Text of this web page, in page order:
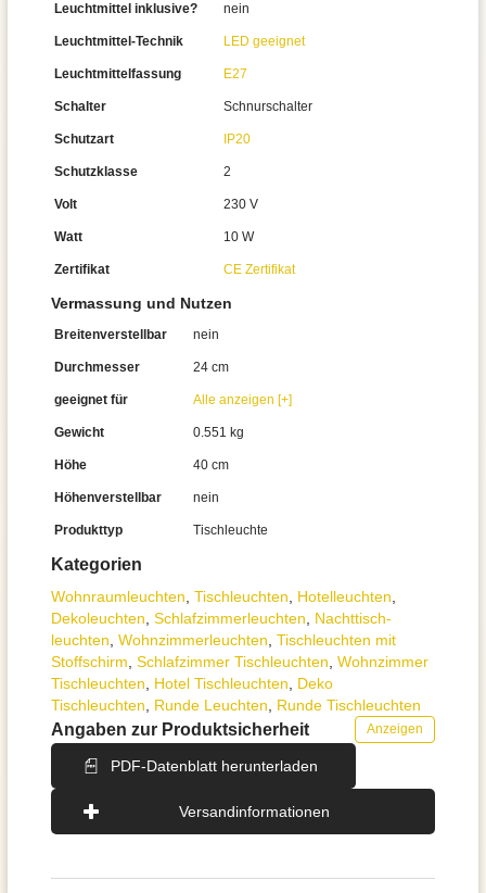
Kategorien
Wohnraum­leuchten Tisch­leuchten Hotelleuchten
Dekoleuchten Schlafzimmer­leuchten
Nachttisch­
leuchten Wohnzimmer­leuchten Tischleuchten mit
Stoffschirm Schlafzimmer Tischleuchten Wohnzimmer
Tischleuchten
Hotel Tischleuchten
Deko
Tischleuchten
Runde Leuchten Runde Tischleuchten
Angaben zur Produktsicherheit Anzeigen
PDF-Datenblatt herunterladen
Versandinformationen
Leuchtmittel inklusive? nein
Leuchtmittel-Technik LED geeignet
Leuchtmittelfassung E27
Schalter Schnurschalter
Schutzart IP20
Schutzklasse 2
Volt 230 V
Watt 10 W
Zertifikat CE Zertifikat
Vermassung und Nutzen
Breitenverstellbar nein
Durchmesser 24 cm
geeignet für Alle anzeigen [+]
Gewicht 0.551 kg
Höhe 40 cm
Höhenverstellbar nein
Produkttyp Tischleuchte